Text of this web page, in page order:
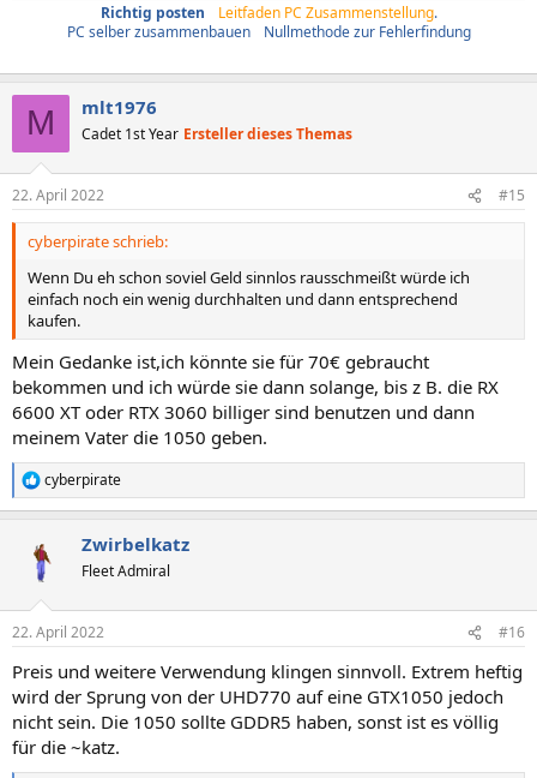
Richtig posten Leitfaden PC Zusammenstellung.
PC selber zusammenbauen
Nullmethode zur Fehlerfindung
M mlt1976
Cadet 1st Year Ersteller dieses Themas
22. April 2022 #15
cyberpirate schrieb:
Wenn Du eh schon soviel Geld sinnlos rausschmeißt würde ich
einfach noch ein wenig durchhalten und dann entsprechend
kaufen.
Mein Gedanke ist,ich könnte sie für 70€ gebraucht
bekommen und ich würde sie dann solange, bis z B. die RX
6600 XT oder RTX 3060 billiger sind benutzen und dann
meinem Vater die 1050 geben.
R
e
e
:
cyberpirate
Zwirbelkatz
Fleet Admiral
22. April 2022 #16
Preis und weitere Verwendung klingen sinnvoll. Extrem heftig
wird der Sprung von der UHD770 auf eine GTX1050 jedoch
nicht sein. Die 1050 sollte GDDR5 haben, sonst ist es völlig
für die ~katz.